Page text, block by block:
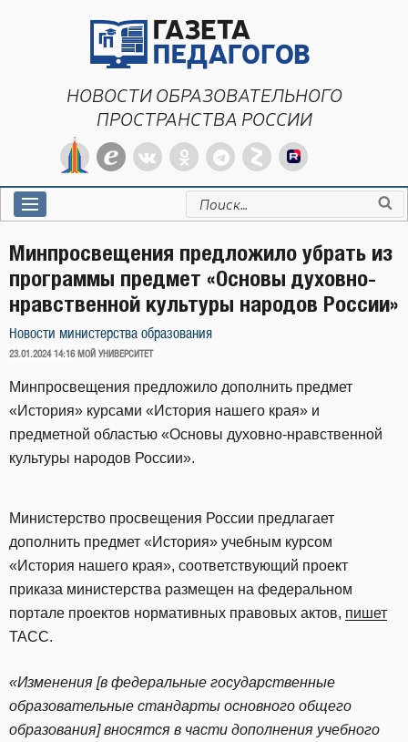
НОВОСТИ ОБРАЗОВАТЕЛЬНОГО
ПРОСТРАНСТВА РОССИИ
Искать:
Минпросвещения предложило убрать из
программы предмет «Основы духовно-
нравственной культуры народов России»
Новости министерства образования
ОПУБЛИКОВАНО
23.01.2024 14:16 МОЙ УНИВЕРСИТЕТ
Минпросвещения предложило дополнить предмет
«История» курсами «История нашего края» и
предметной областью «Основы духовно-нравственной
культуры народов России».
Министерство просвещения России предлагает
дополнить предмет «История» учебным курсом
«История нашего края», соответствующий проект
приказа министерства размещен на федеральном
портале проектов нормативных правовых актов, пишет
ТАСС.
«Изменения [в федеральные государственные
образовательные стандарты основного общего
образования] вносятся в части дополнения учебного